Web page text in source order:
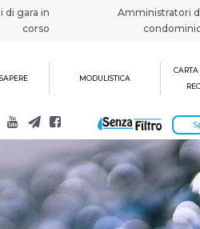
di gara in
corso
Amministratori
MODULISTICA
CARTA